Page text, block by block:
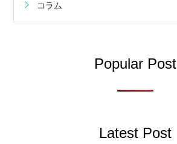
コラム
Popular Post
Latest Post